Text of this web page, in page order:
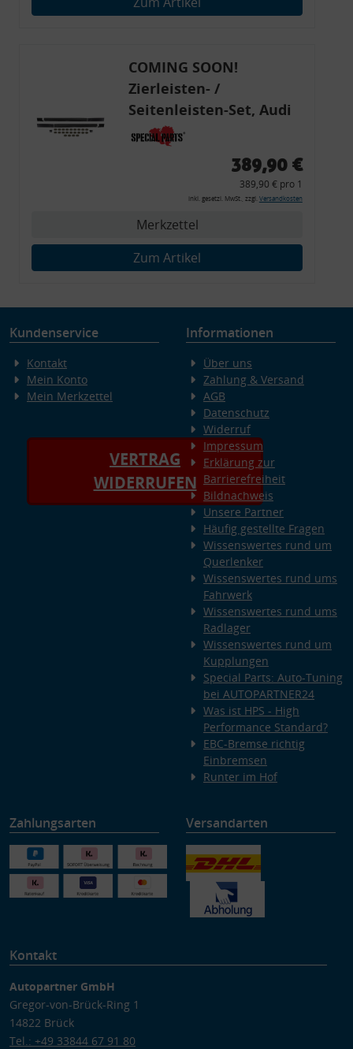
COMING SOON!
Zierleisten- /
Seitenleisten-Set, Audi
80 Cabrio, Coupe, S2, (6x
Zierleiste, 2x Kappe,
Montagewerkzeug)
389,90 €
389,90 € pro 1
inkl. gesetzl. MwSt., zzgl. Versandkosten
Merkzettel
Zum Artikel
Kundenservice
Kontakt
Mein Konto
Mein Merkzettel
VERTRAG
WIDERRUFEN
Informationen
Über uns
Zahlung & Versand
AGB
Datenschutz
Widerruf
Impressum
Erklärung zur
Barrierefreiheit
Bildnachweis
Unsere Partner
Häufig gestellte Fragen
Wissenswertes rund um
Querlenker
Wissenswertes rund ums
Fahrwerk
Wissenswertes rund ums
Radlager
Wissenswertes rund um
Kupplungen
Special Parts: Auto-Tuning
bei AUTOPARTNER24
Was ist HPS - High
Performance Standard?
EBC-Bremse richtig
Einbremsen
Runter im Hof
Zahlungsarten Versandarten
Kontakt
Autopartner GmbH
Gregor-von-Brück-Ring 1
14822 Brück
Tel.: +49 33844 67 91 80
Verwendung genauer Standortdaten
Endgeräteeigenschaften zur Identifikation aktiv abfragen